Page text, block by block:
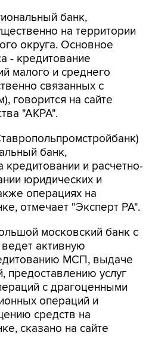
банк,
на территории
округа. Основное
- кредитование
малого и среднего
связанных с
говорится на сайте
"АКРА".
банк,
кредитовании и расчетно-
юридических и
операциях на
отмечает "Эксперт РА".
московский банк с
активную
МСП, выдаче
предоставлению услуг
с драгоценными
операций и
средств на
сказано на сайте